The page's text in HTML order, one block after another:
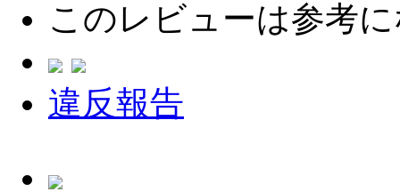
このレビューは参考
違反報告